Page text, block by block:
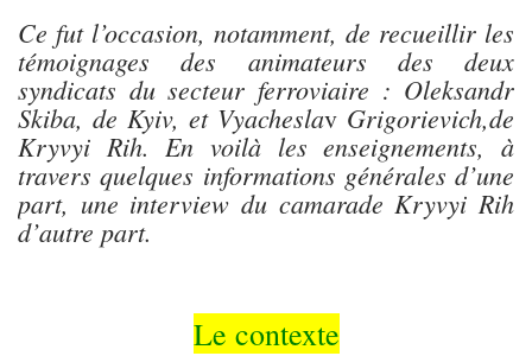
Ce fut l’occasion, notamment, de recueillir les
témoignages des animateurs des deux
syndicats du secteur ferroviaire : Oleksandr
Skiba, de Kyiv, et Vyacheslav Grigorievich,de
Kryvyi Rih. En voilà les enseignements, à
travers quelques informations générales d’une
part, une interview du camarade Kryvyi Rih
d’autre part.
Le contexte